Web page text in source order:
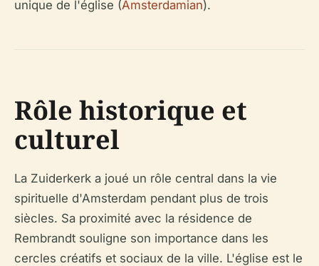
unique de l'église (Amsterdamian).
Rôle historique et
culturel
La Zuiderkerk a joué un rôle central dans la vie
spirituelle d'Amsterdam pendant plus de trois
siècles. Sa proximité avec la résidence de
Rembrandt souligne son importance dans les
cercles créatifs et sociaux de la ville. L'église est le